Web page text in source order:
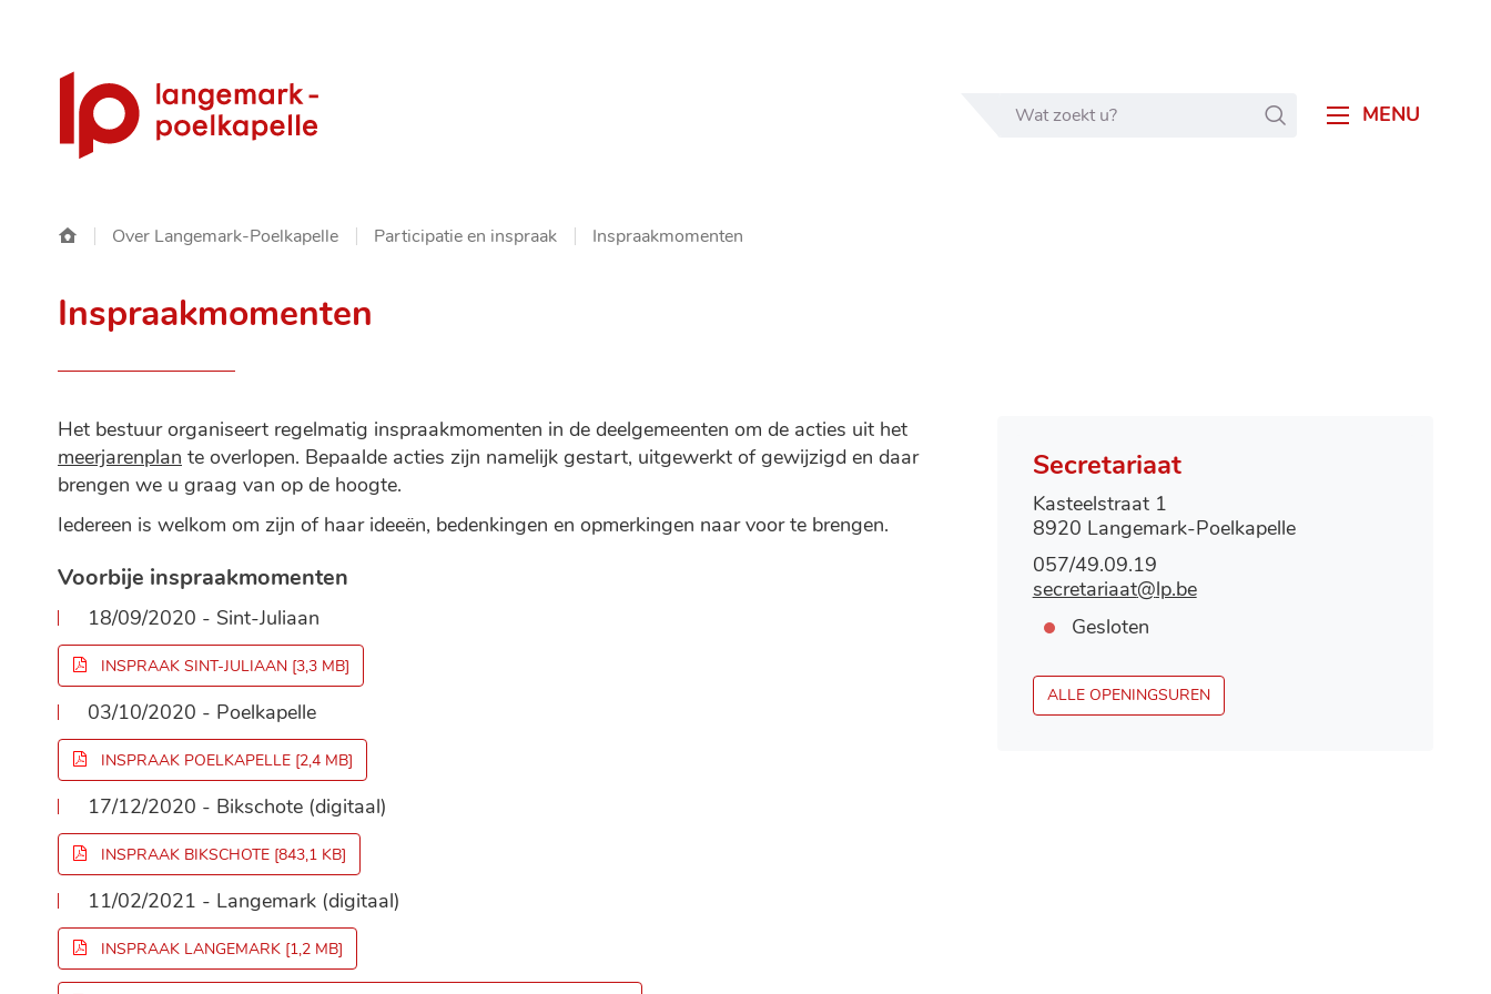
Gemeente
Langemark-
Poelkapelle
MENU
Wat
ZOEKEN
Startpagina
Over Langemark-Poelkapelle Participatie en inspraak Inspraakmomenten
Inspraakmomenten
Het bestuur organiseert regelmatig inspraakmomenten in de deelgemeenten om de acties uit het
meerjarenplan te overlopen. Bepaalde acties zijn namelijk gestart, uitgewerkt of gewijzigd en daar
brengen we u graag van op de hoogte.
Iedereen is welkom om zijn of haar ideeën, bedenkingen en opmerkingen naar voor te brengen.
Voorbije inspraakmomenten
18/09/2020 - Sint-Juliaan
INSPRAAK SINT-JULIAAN 3,3 MB
03/10/2020 - Poelkapelle
INSPRAAK POELKAPELLE 2,4 MB
17/12/2020 - Bikschote (digitaal)
INSPRAAK BIKSCHOTE 843,1 KB
11/02/2021 - Langemark (digitaal)
INSPRAAK LANGEMARK 1,2 MB
Contact
Secretariaat
Adres
Kasteelstraat 1
,8920 Langemark-Poelkapelle
Tel.
057/49.09.19
E-
secretariaat@lp.be
Openingsuren
Vandaag
Gesloten
ALLE OPENINGSURENSECRETARIAAT